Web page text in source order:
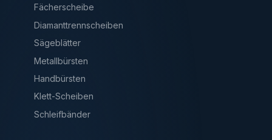
Fächerscheibe
Diamanttrennscheiben
Sägeblätter
Metallbürsten
Handbürsten
Klett-Scheiben
Schleifbänder